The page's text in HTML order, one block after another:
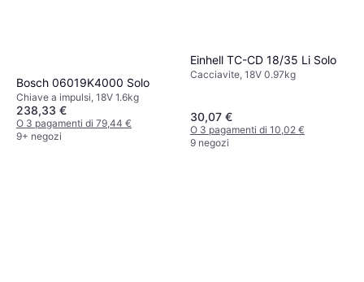
Bosch 06019K4000 Solo
Chiave a impulsi, 18V 1.6kg
238,33 €
O 3 pagamenti di 79,44 €
9+ negozi
Einhell TC-CD 18/35 Li Solo
Cacciavite, 18V 0.97kg
30,07 €
O 3 pagamenti di 10,02 €
9 negozi